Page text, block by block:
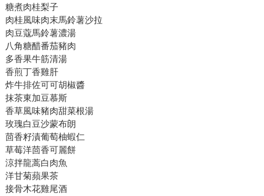
糖煮肉桂梨子
肉桂風味肉末馬鈴薯沙拉
肉豆蔻馬鈴薯濃湯
八角糖醋番茄豬肉
多香果牛筋清湯
香煎丁香雞肝
炸牛排佐可可胡椒醬
抹茶東加豆慕斯
香草風味豬肉甜菜根湯
玫瑰白豆沙蒙布朗
茴香籽漬葡萄柚蝦仁
草莓洋茴香可麗餅
涼拌龍蒿白肉魚
洋甘菊蘋果茶
接骨木花雞尾酒